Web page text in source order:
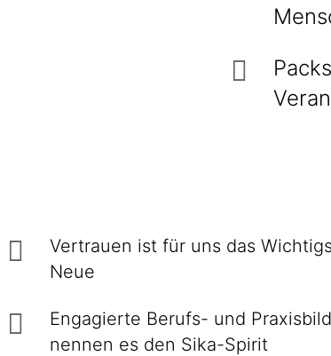
Vertrauen ist für uns das
Neue
Engagierte Berufs- und
nennen es den Sika-Spirit